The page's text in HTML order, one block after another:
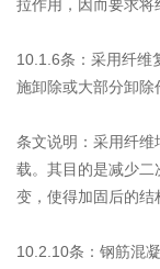
拉作用，因而要求将
10.1.6条：采用纤维
施卸除或大部分卸除
条文说明：采用纤
载。其目的是减少
变，使得加固后的结
10.2.10条：钢筋混